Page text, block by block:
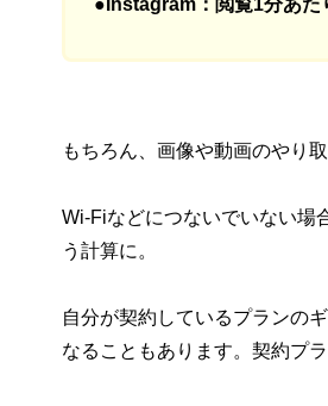
●Instagram：閲覧1分あ
もちろん、画像や動画のやり
Wi-Fiなどにつないでいない場
う計算に。
自分が契約しているプランの
なることもあります。契約プ